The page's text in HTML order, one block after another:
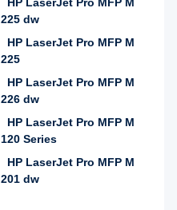
HP LaserJet Pro MFP M
225 dw
HP LaserJet Pro MFP M
225
HP LaserJet Pro MFP M
226 dw
HP LaserJet Pro MFP M
120 Series
HP LaserJet Pro MFP M
201 dw